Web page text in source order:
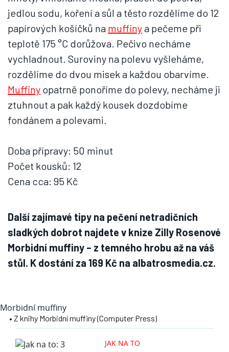
jedlou sodu, koření a sůl a těsto rozdělíme do 12
papírových košíčků na muffinya pečeme při
teplotě 175 °C dorůžova. Pečivo necháme
vychladnout. Suroviny na polevu vyšleháme,
rozdělíme do dvou misek a každou obarvíme.
Muffiny opatrně ponoříme do polevy, necháme ji
ztuhnout a pak každý kousek dozdobíme
fondánem a polevami.
Doba přípravy: 50 minut
Počet kousků: 12
Cena cca: 95 Kč
Další zajímavé tipy na pečení netradičních
sladkých dobrot najdete v knize Zilly Rosenové
Morbidní muffiny – z temného hrobu až na váš
stůl. K dostání za 169 Kč na albatrosmedia.cz.
Morbidní muffiny
• Z knihy Morbidní muffiny (Computer Press)
JAK NA TO